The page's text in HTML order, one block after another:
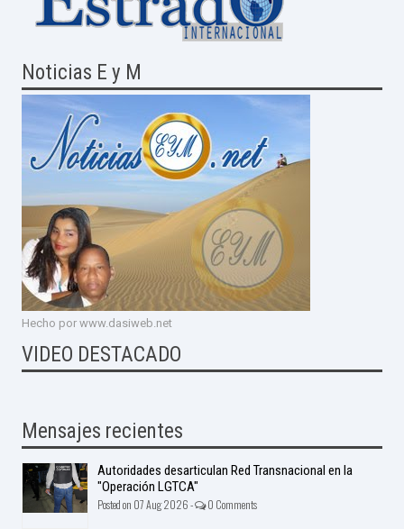
Noticias E y M
Hecho por www.dasiweb.net
VIDEO DESTACADO
Mensajes recientes
Autoridades desarticulan Red Transnacional en la
"Operación LGTCA"
Posted on 07 Aug 2026 - 0 Comments